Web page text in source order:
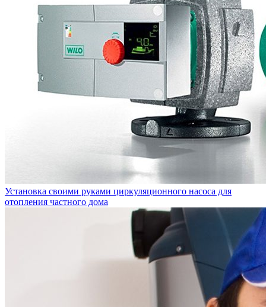
Установка своими руками циркуляционного насоса для
отопления частного дома